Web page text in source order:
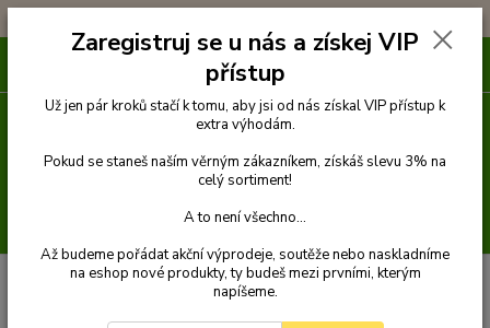
Venčení Obojky Obojky z kůže hlazenice zdobené
Obojek z
Palkar zdobený obojek z kůže hlazenice pro
Zaregistruj se u nás a získej VIP
přístup
Už jen pár kroků stačí k tomu, aby jsi od nás získal VIP přístup k
extra výhodám.
Pokud se staneš naším věrným zákazníkem, získáš slevu 3% na
celý sortiment!
A to není všechno...
Až budeme pořádat akční výprodeje, soutěže nebo naskladníme
na eshop nové produkty, ty budeš mezi prvními, kterým
napíšeme.